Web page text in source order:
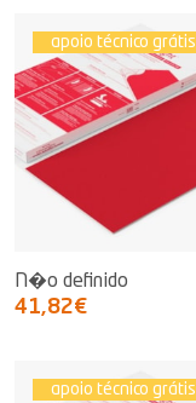
apoio técnico grátis
N�o definido
41,82€
apoio técnico grátis